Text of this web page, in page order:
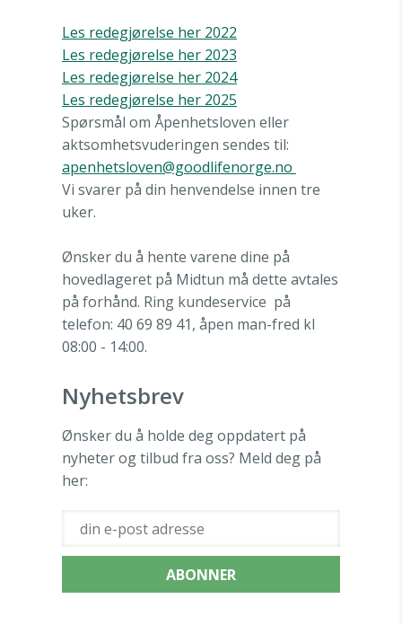
Les redegjørelse her 2022
Les redegjørelse her 2023
Les redegjørelse her 2024
Les redegjørelse her 2025
Spørsmål om Åpenhetsloven eller
aktsomhetsvuderingen sendes til:
apenhetsloven@goodlifenorge.no
Vi svarer på din henvendelse innen tre
uker.
Ønsker du å hente varene dine på
hovedlageret på Midtun må dette avtales
på forhånd. Ring kundeservice på
telefon: 40 69 89 41, åpen man-fred kl
08:00 - 14:00.
Nyhetsbrev
Ønsker du å holde deg oppdatert på
nyheter og tilbud fra oss? Meld deg på
her: